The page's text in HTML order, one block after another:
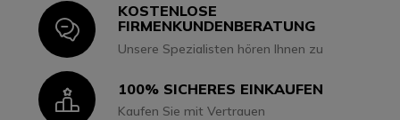
Icon
KOSTENLOSE
FIRMENKUNDENBERATUNG
Unsere Spezialisten hören Ihnen zu
Icon100% SICHERES EINKAUFEN
Kaufen Sie mit Vertrauen